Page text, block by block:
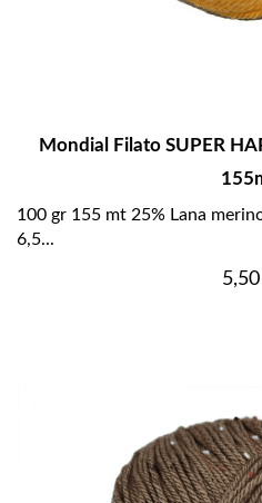
Mondial Filato SUPER
100 gr 155 mt 25% Lana
6,5...